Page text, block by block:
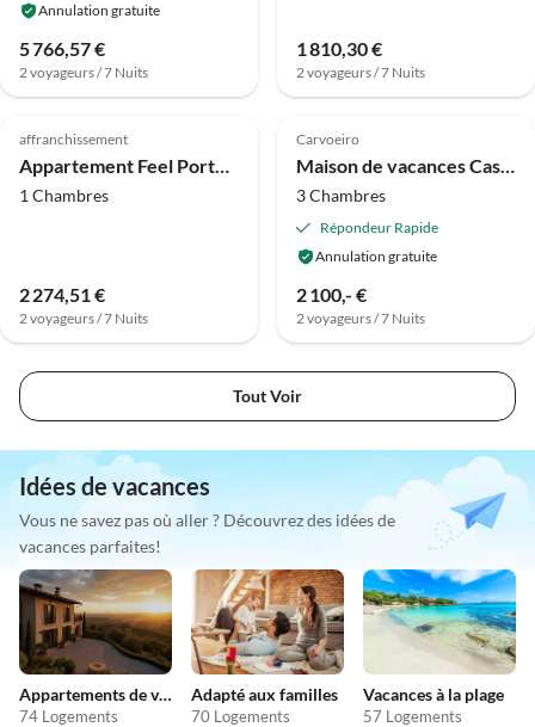
Annulation gratuite
5 766,57 €
2 voyageurs / 7 Nuits
1 810,30 €
2 voyageurs / 7 Nuits
affranchissement
Appartement Feel Porto Matosinhos City Flat I
1 Chambres
2 274,51 €
2 voyageurs / 7 Nuits
Annonce
Carvoeiro
Maison de vacances Casa Zambujeiro
3 Chambres
Répondeur Rapide
Annulation gratuite
2 100,- €
2 voyageurs / 7 Nuits
Tout Voir
Idées de vacances
Vous ne savez pas où aller ? Découvrez des idées de
vacances parfaites!
Appartements de vacances pas chers
74 Logements
Adapté aux familles
70 Logements
Vacances à la plage
57 Logements